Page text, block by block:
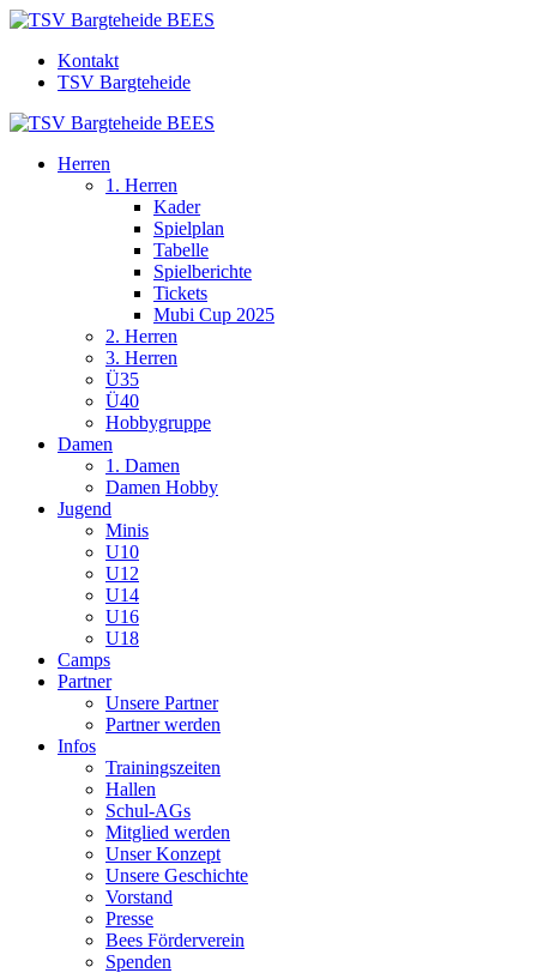
Kontakt
TSV Bargteheide
Herren
1. Herren
Kader
Spielplan
Tabelle
Spielberichte
Tickets
Mubi Cup 2025
2. Herren
3. Herren
Ü35
Ü40
Hobbygruppe
Damen
1. Damen
Damen Hobby
Jugend
Minis
U10
U12
U14
U16
U18
Camps
Partner
Unsere Partner
Partner werden
Infos
Trainingszeiten
Hallen
Schul-AGs
Mitglied werden
Unser Konzept
Unsere Geschichte
Vorstand
Presse
Bees Förderverein
Spenden